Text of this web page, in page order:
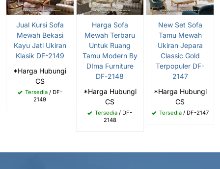
Jual Kursi Sofa
Mewah Bekasi
Kayu Jati Ukiran
Klasik DF-2149
*Harga Hubungi
CS
Tersedia/ DF-
2149
Harga Sofa
Mewah Terbaru
Untuk Ruang
Tamu Modern By
DIma Furniture
DF-2148
*Harga Hubungi
CS
Tersedia / DF-
2148
New Set Sofa
Tamu Mewah
Ukiran Jepara
Classic Gold
Terpopuler DF-
2147
*Harga Hubungi
CS
Tersedia/ DF-2147